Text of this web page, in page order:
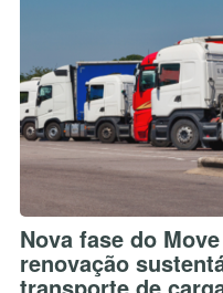
Nova fase do
renovação